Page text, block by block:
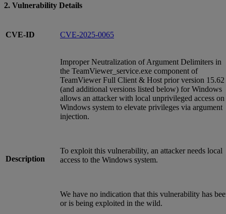
2. Vulnerability Details
CVE-ID CVE-2025-0065
Description
Improper Neutralization of Argument Delimiters in
the TeamViewer_service.exe component of
TeamViewer Full Client & Host prior version 15.62
(and additional versions listed below) for Windows
allows an attacker with local unprivileged access on
Windows system to elevate privileges via argument
injection.
To exploit this vulnerability, an attacker needs local
access to the Windows system.
We have no indication that this vulnerability has
or is being exploited in the wild.